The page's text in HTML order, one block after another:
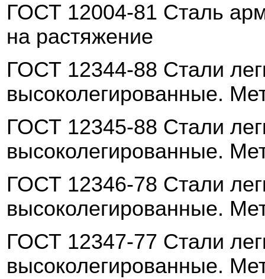
ГОСТ 12004-81 Сталь
на растяжение
ГОСТ 12344-88 Стали
высоколегированные.
ГОСТ 12345-88 Стали
высоколегированные.
ГОСТ 12346-78 Стали
высоколегированные.
ГОСТ 12347-77 Стали
высоколегированные.